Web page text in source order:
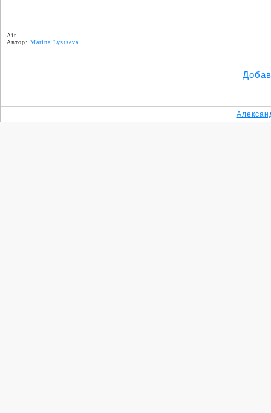
Air
Автор: Marina Lystseva